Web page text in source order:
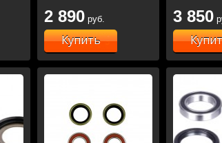
#MC/MCF 21-23 (29-
5090)
2 890 руб.
Купить
00-23 /
23/SXF350
/SXF450
1026)
3 850